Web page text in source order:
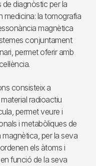
diagnòstic per la
medicina: la tomografia
magnètica
conjuntament
permet oferir amb
consisteix a
radioactiu
permet veure i
i metabòliques de
per la seva
els àtoms i
funció de la seva